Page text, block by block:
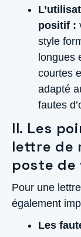
positif :
style
longues
courtes
adapté
fautes
II. Les
lettre de
poste de
Pour une
également
Les